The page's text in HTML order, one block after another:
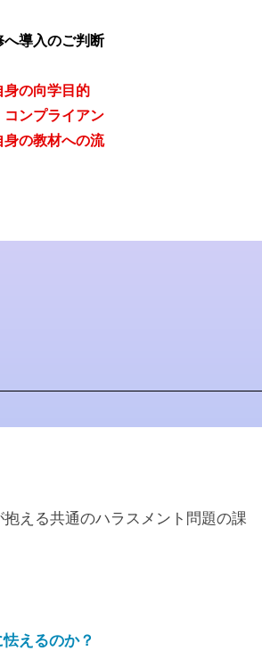
導入のご判断
身の向学目的
コンプライアン
身の教材への流
える共通のハラスメント問題の課
えるのか？